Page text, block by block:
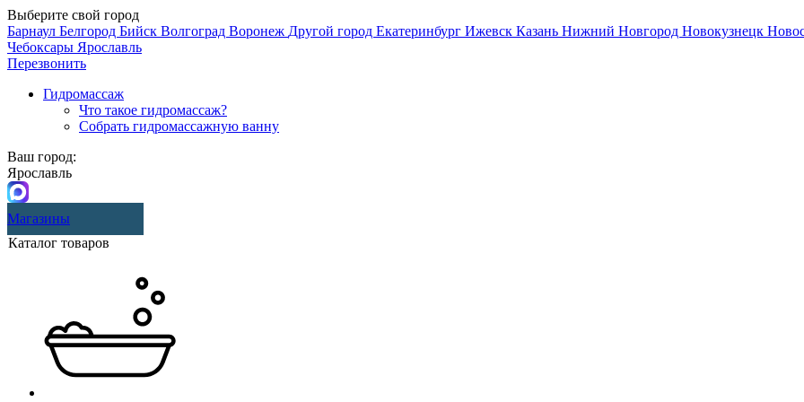
Выберите свой город
Барнаул Белгород Бийск Волгоград Воронеж Другой город Екатеринбург Ижевск Казань Нижний Новгород Новокузнецк
Чебоксары Ярославль
Перезвонить
Гидромассаж
Что такое гидромассаж?
Собрать гидромассажную ванну
Ваш город:
Ярославль
Магазины
Каталог товаров